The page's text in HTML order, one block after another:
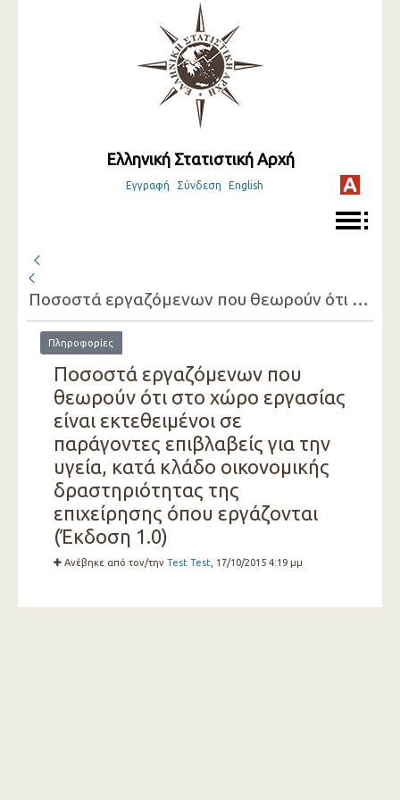
Ελληνική Στατιστική Αρχή
Εγγραφή Σύνδεση English
Ποσοστά εργαζόμενων που θεωρούν ότι στο χώρο εργασίας είναι εκτεθειμένοι σε παράγοντες επιβλαβείς για την υγεία, κατά κλάδο οικονομικής δραστηριότητας της επιχείρησης όπου εργάζονται
Πληροφορίες
Ποσοστά εργαζόμενων που
θεωρούν ότι στο χώρο εργασίας
είναι εκτεθειμένοι σε
παράγοντες επιβλαβείς για την
υγεία, κατά κλάδο οικονομικής
δραστηριότητας της
επιχείρησης όπου εργάζονται
(Έκδοση 1.0)
Ανέβηκε από τον/την Test Test , 17/10/2015 4:19 μμ